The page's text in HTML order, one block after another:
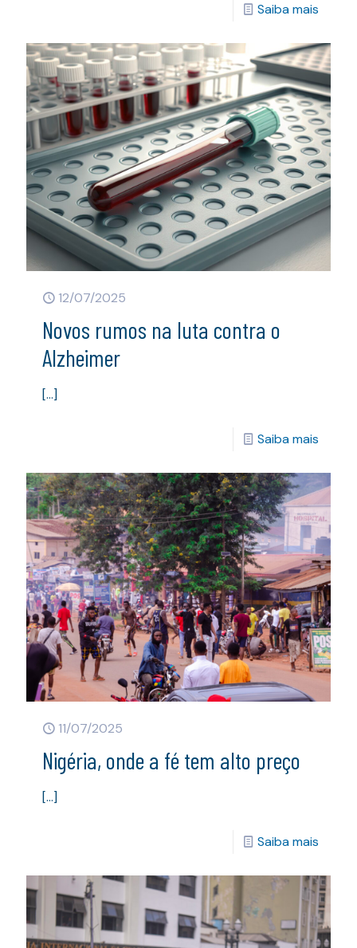
Saiba mais
12/07/2025
Novos rumos na luta contra o
Alzheimer
[…]
Saiba mais
11/07/2025
Nigéria, onde a fé tem alto preço
[…]
Saiba mais